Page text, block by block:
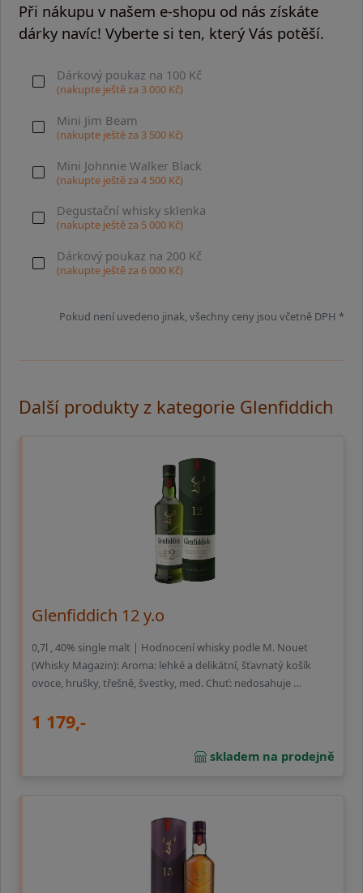
Při nákupu v našem e-shopu od nás získáte
dárky navíc! Vyberte si ten, který Vás potěší.
Dárkový poukaz na 100 Kč
(nakupte ještě za 3 000Kč)
Mini Jim Beam
(nakupte ještě za 3 500Kč)
Mini Johnnie Walker Black
(nakupte ještě za 4 500Kč)
Degustační whisky sklenka
(nakupte ještě za 5 000Kč)
Dárkový poukaz na 200 Kč
(nakupte ještě za 6 000Kč)
Pokud není uvedeno jinak, všechny ceny jsou včetně DPH *
Další produkty z kategorie Glenfiddich
Glenfiddich 12 y.o
0,7l , 40% single malt | Hodnocení whisky podle M. Nouet
(Whisky Magazin): Aroma: lehké a delikátní, šťavnatý košík
ovoce, hrušky, třešně, švestky, med. Chuť: nedosahuje …
1 179,-
skladem na prodejně